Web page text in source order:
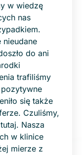
w wiedzę
nas
nieudane
do ani
trafiliśmy
się także
Czuliśmy,
Nasza
w klinice
mierze z